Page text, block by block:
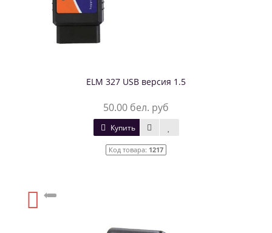
ELM 327 USB версия 1.5
50.00 бел. руб
Купить
Код товара: 1217